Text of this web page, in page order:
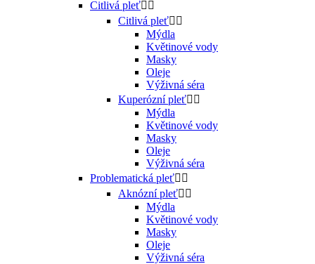
Citlivá pleť 
Citlivá pleť 
Mýdla
Květinové vody
Masky
Oleje
Výživná séra
Kuperózní pleť 
Mýdla
Květinové vody
Masky
Oleje
Výživná séra
Problematická pleť 
Aknózní pleť 
Mýdla
Květinové vody
Masky
Oleje
Výživná séra